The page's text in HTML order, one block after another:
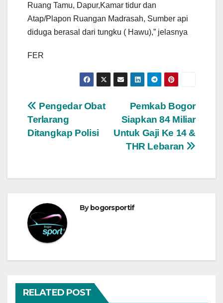
Ruang Tamu, Dapur,Kamar tidur dan
Atap/Plapon Ruangan Madrasah, Sumber api
diduga berasal dari tungku ( Hawu),” jelasnya
FER
Navigasi
pos
Pemkab Bogor
Siapkan 84 Miliar
Untuk Gaji Ke 14 &
THR Lebaran
Pengedar Obat
Terlarang
Ditangkap Polisi
Bybogorsportif
RELATED POST